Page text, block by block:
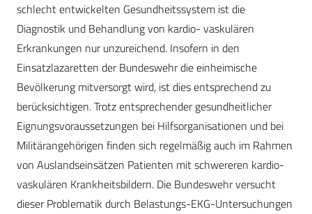
schlecht entwickelten Gesundheitssystem ist die
Diagnostik und Behandlung von kardio- vaskulären
Erkrankungen nur unzureichend. Insofern in den
Einsatzlazaretten der Bundeswehr die einheimische
Bevölkerung mitversorgt wird, ist dies entsprechend zu
berücksichtigen. Trotz entsprechender gesundheitlicher
Eignungsvoraussetzungen bei Hilfsorganisationen und bei
Militärangehörigen finden sich regelmäßig auch im Rahmen
von Auslandseinsätzen Patienten mit schwereren kardio-
vaskulären Krankheitsbildern. Die Bundeswehr versucht
dieser Problematik durch Belastungs-EKG-Untersuchungen